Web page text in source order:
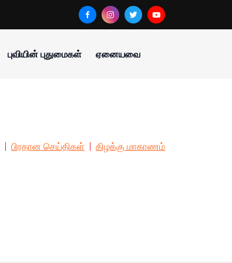
புவியின் புதுமைகள் ஏனையவை
பிரதான செய்திகள் கிழக்கு மாகாணம்